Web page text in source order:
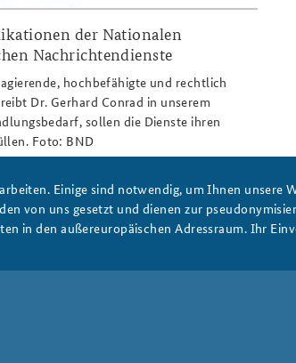
der Nationalen
Nachrichtendienste
hochbefähigte und rechtlich
Dr. Gerhard Conrad in unserem
sollen die Dienste ihren
Foto: BND
,intelligence,
,BND ,Verfassungsschutz,
Kontrolle
Einige sind notwendig, um Ihnen unsere
von uns gesetzt und dienen zur
in den außereuropäischen Adressraum. Ihr